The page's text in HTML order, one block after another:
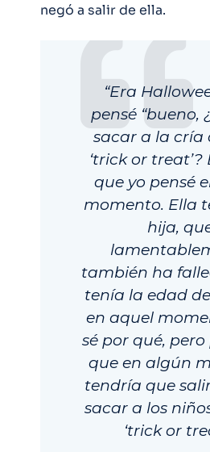
negó a salir de ella.
“Era
pensé “bueno,
sacar a la cría
‘trick or treat’?
que yo pensé
momento. Ella
hija,
también ha
tenía la edad
en aquel
sé por qué, pero
que en algún
tendría que
sacar a los
‘trick or